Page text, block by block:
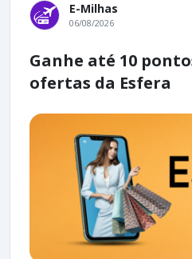
E-Milhas
06/08/2026
Ganhe até 10
ofertas da Esfera